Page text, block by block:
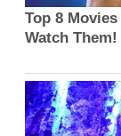
Top 8
Watch Them!